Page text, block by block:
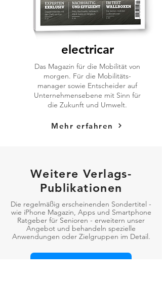
electricar
Das Magazin für die Mobilität von
morgen. Für die Mobilitäts-
manager sowie Entscheider auf
Unternehmensebene mit Sinn für
die Zukunft und Umwelt.
Mehr erfahren
Weitere Verlags-
Publikationen
Die regelmäßig erscheinenden Sondertitel -
wie iPhone Magazin, Apps und Smartphone
Ratgeber für Senioren - erweitern unser
Angebot und behandeln spezielle
Anwendungen oder Zielgruppen im Detail.